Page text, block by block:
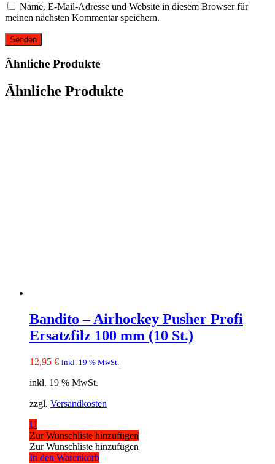
Name, E-Mail-Adresse und Website in diesem Browser für
meinen nächsten Kommentar speichern.
Ähnliche Produkte
Ähnliche Produkte
Bandito – Airhockey Pusher Profi
Ersatzfilz 100 mm (10 St.)
12,95 € inkl. 19 % MwSt.
inkl. 19 % MwSt.
zzgl. Versandkosten
U
Zur Wunschliste hinzufügen
Zur Wunschliste hinzufügen
In den Warenkorb